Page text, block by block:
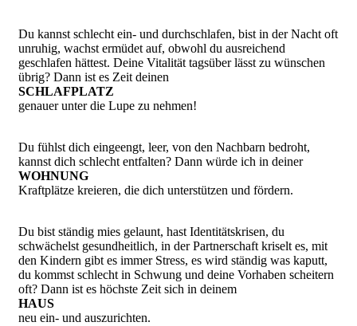
Du kannst schlecht ein- und durchschlafen, bist in der Nacht oft
unruhig, wachst ermüdet auf, obwohl du ausreichend
geschlafen hättest. Deine Vitalität tagsüber lässt zu wünschen
übrig? Dann ist es Zeit deinen
SCHLAFPLATZ
genauer unter die Lupe zu nehmen!
Du fühlst dich eingeengt, leer, von den Nachbarn bedroht,
kannst dich schlecht entfalten? Dann würde ich in deiner
WOHNUNG
Kraftplätze kreieren, die dich unterstützen und fördern.
Du bist ständig mies gelaunt, hast Identitätskrisen, du
schwächelst gesundheitlich, in der Partnerschaft kriselt es, mit
den Kindern gibt es immer Stress, es wird ständig was kaputt,
du kommst schlecht in Schwung und deine Vorhaben scheitern
oft? Dann ist es höchste Zeit sich in deinem
HAUS
neu ein- und auszurichten.